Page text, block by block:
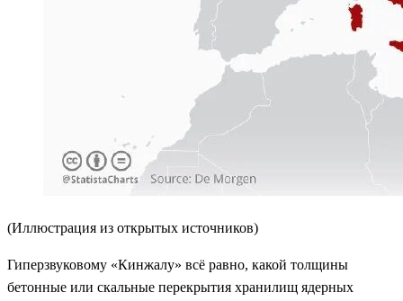
(Иллюстрация из открытых источников)
Гиперзвуковому «Кинжалу» всё равно, какой толщины
бетонные или скальные перекрытия хранилищ ядерных